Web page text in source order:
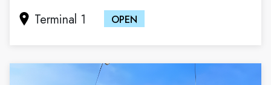
Terminal 1 OPEN